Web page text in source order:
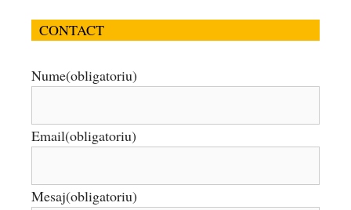
CONTACT
Nume(obligatoriu)
Email(obligatoriu)
Mesaj(obligatoriu)